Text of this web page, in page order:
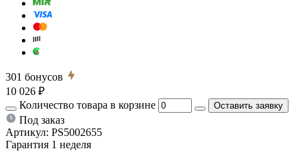
301 бонусов
10 026 ₽
Количество товара в корзине
Оставить заявку
Под заказ
Артикул: PS5002655
Гарантия 1 неделя